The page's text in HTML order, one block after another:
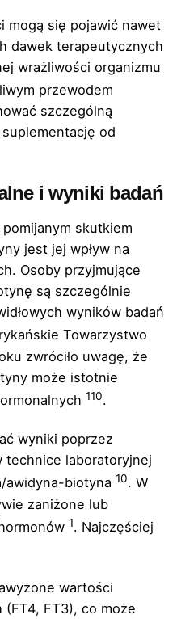
mogą się pojawić nawet
dawek terapeutycznych
wrażliwości organizmu
przewodem
szczególną
od
i wyniki badań
skutkiem
jest jej wpływ na
Osoby przyjmujące
są szczególnie
wyników badań
Towarzystwo
zwróciło uwagę, że
może istotnie
110.
wyniki poprzez
technice laboratoryjnej
awidyna-biotyna 10. W
zaniżone lub
1. Najczęściej
wartości
FT3), co może